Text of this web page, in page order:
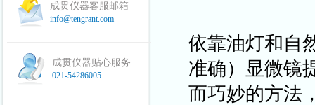
成贯仪器客服邮箱
info@tengrant.com
成贯仪器贴心服务
021-54286005
依靠油灯和自
准确）显微镜
而巧妙的方法